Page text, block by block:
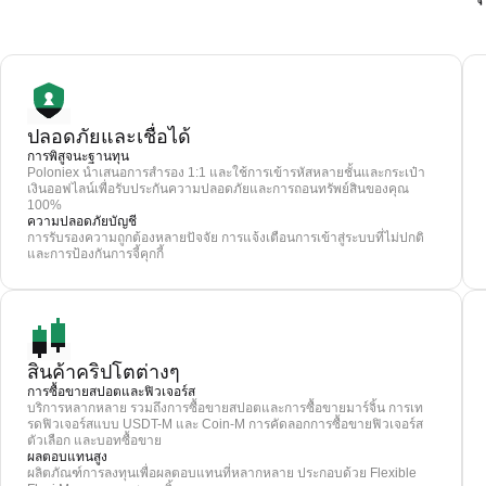
ปลอดภัยและเชื่อได้
การพิสูจนะฐานทุน
Poloniex นำเสนอการสำรอง 1:1 และใช้การเข้ารหัสหลายชั้นและกระเป๋า
เงินออฟไลน์เพื่อรับประกันความปลอดภัยและการถอนทรัพย์สินของคุณ
100%
ความปลอดภัยบัญชี
การรับรองความถูกต้องหลายปัจจัย การแจ้งเตือนการเข้าสู่ระบบที่ไม่ปกติ
และการป้องกันการจี้คุกกี้
สินค้าคริปโตต่างๆ
การซื้อขายสปอตและฟิวเจอร์ส
บริการหลากหลาย รวมถึงการซื้อขายสปอตและการซื้อขายมาร์จิ้น การเท
รดฟิวเจอร์สแบบ USDT-M และ Coin-M การคัดลอกการซื้อขายฟิวเจอร์ส
ตัวเลือก และบอทซื้อขาย
ผลตอบแทนสูง
ผลิตภัณฑ์การลงทุนเพื่อผลตอบแทนที่หลากหลาย ประกอบด้วย Flexible